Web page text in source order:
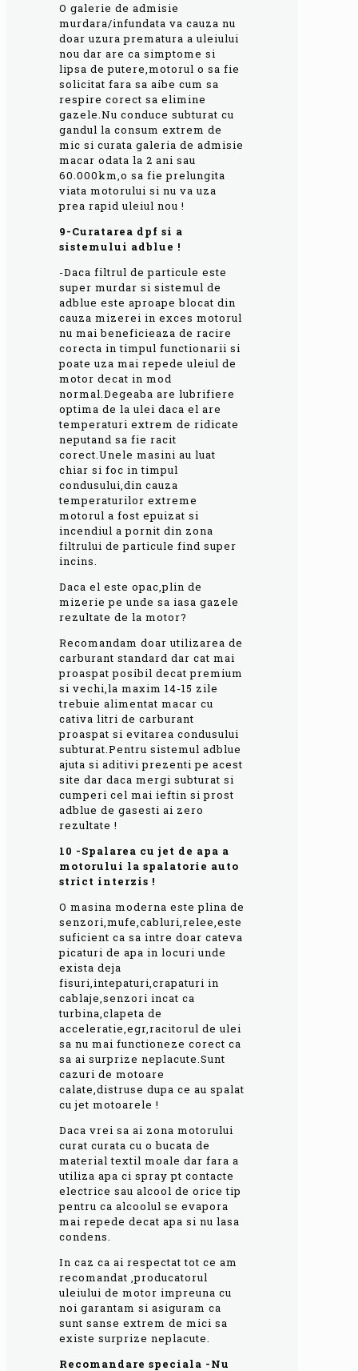
O galerie de admisie
murdara/infundata va cauza nu
doar uzura prematura a uleiului
nou dar are ca simptome si
lipsa de putere,motorul o sa fie
solicitat fara sa aibe cum sa
respire corect sa elimine
gazele.Nu conduce subturat cu
gandul la consum extrem de
mic si curata galeria de admisie
macar odata la 2 ani sau
60.000km,o sa fie prelungita
viata motorului si nu va uza
prea rapid uleiul nou !
9-Curatarea dpf si a
sistemului adblue !
-Daca filtrul de particule este
super murdar si sistemul de
adblue este aproape blocat din
cauza mizerei in exces motorul
nu mai beneficieaza de racire
corecta in timpul functionarii si
poate uza mai repede uleiul de
motor decat in mod
normal.Degeaba are lubrifiere
optima de la ulei daca el are
temperaturi extrem de ridicate
neputand sa fie racit
corect.Unele masini au luat
chiar si foc in timpul
condusului,din cauza
temperaturilor extreme
motorul a fost epuizat si
incendiul a pornit din zona
filtrului de particule find super
incins.
Daca el este opac,plin de
mizerie pe unde sa iasa gazele
rezultate de la motor?
Recomandam doar utilizarea de
carburant standard dar cat mai
proaspat posibil decat premium
si vechi,la maxim 14-15 zile
trebuie alimentat macar cu
cativa litri de carburant
proaspat si evitarea condusului
subturat.Pentru sistemul adblue
ajuta si aditivi prezenti pe acest
site dar daca mergi subturat si
cumperi cel mai ieftin si prost
adblue de gasesti ai zero
rezultate !
10 -Spalarea cu jet de apa a
motorului la spalatorie auto
strict interzis !
O masina moderna este plina de
senzori,mufe,cabluri,relee,este
suficient ca sa intre doar cateva
picaturi de apa in locuri unde
exista deja
fisuri,intepaturi,crapaturi in
cablaje,senzori incat ca
turbina,clapeta de
acceleratie,egr,racitorul de ulei
sa nu mai functioneze corect ca
sa ai surprize neplacute.Sunt
cazuri de motoare
calate,distruse dupa ce au spalat
cu jet motoarele !
Daca vrei sa ai zona motorului
curat curata cu o bucata de
material textil moale dar fara a
utiliza apa ci spray pt contacte
electrice sau alcool de orice tip
pentru ca alcoolul se evapora
mai repede decat apa si nu lasa
condens.
In caz ca ai respectat tot ce am
recomandat ,producatorul
uleiului de motor impreuna cu
noi garantam si asiguram ca
sunt sanse extrem de mici sa
existe surprize neplacute.
Recomandare speciala -Nu